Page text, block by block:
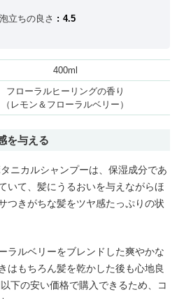
泡立ちの良さ
4.5
400ml
フローラルヒーリングの香り
（レモン＆フローラルベリー）
を与える
ニカルシャンプーは、保湿成分であ
いて、髪にうるおいを与えながらほ
つきがちな髪をツヤ感たっぷりの状
ラルベリーをブレンドした爽やかな
はもちろん髪を乾かした後も心地良
下の安い価格で購入できるため、コ